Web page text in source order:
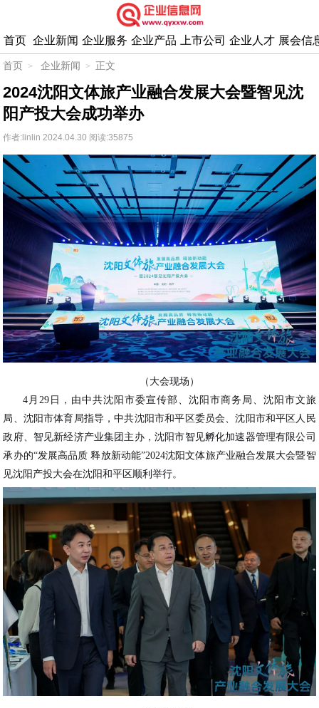
首页 企业新闻 企业服务 企业产品 上市公司 企业人才 展会信
首页 企业新闻 正文
2024沈阳文体旅产业融合发展大会暨智见沈
阳产投大会成功举办
作者:linlin 2024.04.30 阅读:35875
（大会现场）
4月29日，由中共沈阳市委宣传部、沈阳市商务局、沈阳市文旅
局、沈阳市体育局指导，中共沈阳市和平区委员会、沈阳市和平区人民
政府、智见新经济产业集团主办，沈阳市智见孵化加速器管理有限公司
承办的“发展高品质 释放新动能”2024沈阳文体旅产业融合发展大会暨智
见沈阳产投大会在沈阳和平区顺利举行。